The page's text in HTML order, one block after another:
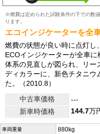
※燃費は定められた試験条件の下での数
ります。
エコインジケーターを全
燃費の状態が良い時に点灯し
ECOインジケーターが全車
体系の見直しが図られ、リー
ディカラーに、新色チタニウ
た。（2010.8）
中古車価格
---
新車時価格
144.7万
車両重量 880kg